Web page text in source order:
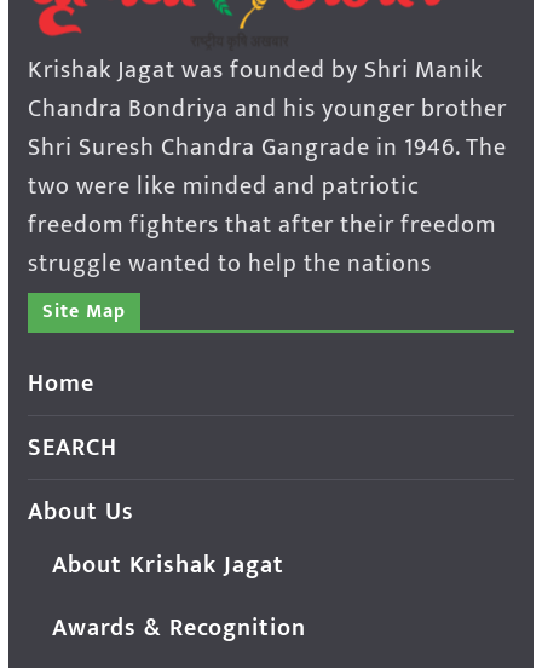
Krishak Jagat was founded by Shri Manik
Chandra Bondriya and his younger brother
Shri Suresh Chandra Gangrade in 1946. The
two were like minded and patriotic
freedom fighters that after their freedom
struggle wanted to help the nations
Site Map
Home
SEARCH
About Us
About Krishak Jagat
Awards & Recognition